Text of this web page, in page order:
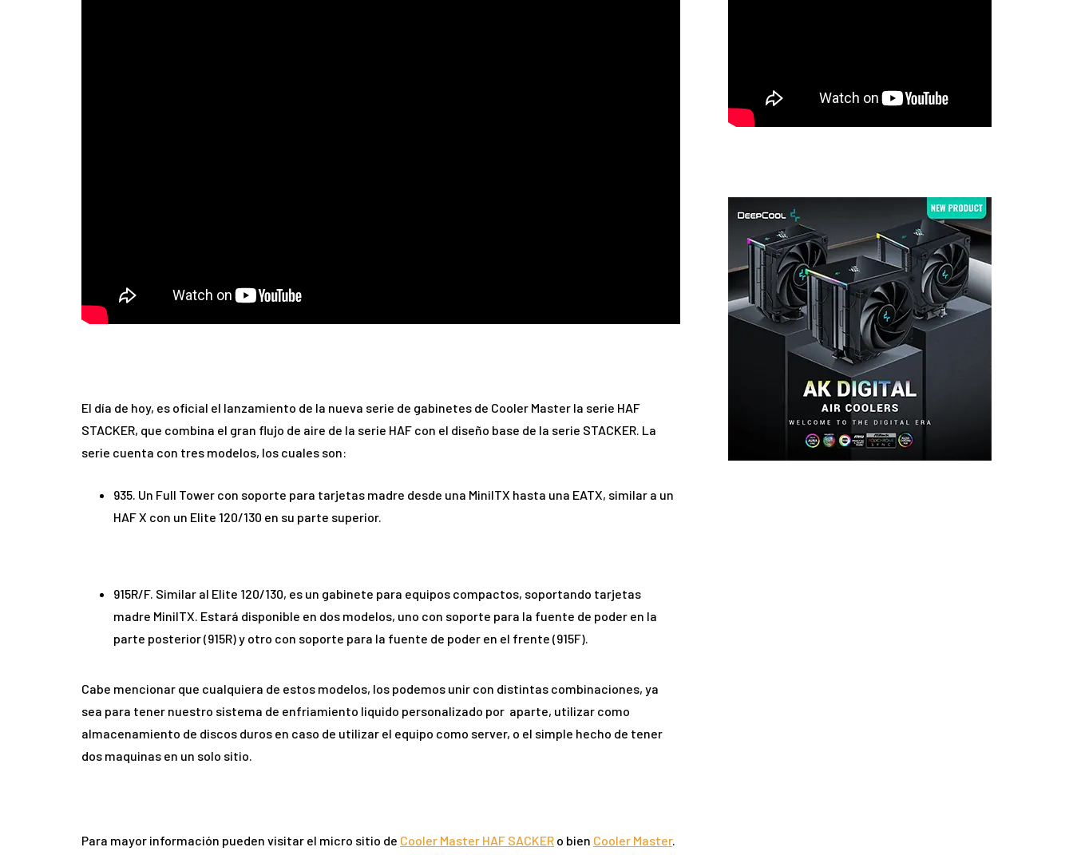
El día de hoy, es oficial el lanzamiento de la nueva serie de gabinetes de Cooler Master la serie HAF
STACKER, que combina el gran flujo de aire de la serie HAF con el diseño base de la serie STACKER. La
serie cuenta con tres modelos, los cuales son:
935. Un Full Tower con soporte para tarjetas madre desde una MiniITX hasta una EATX, similar a un
HAF X con un Elite 120/130 en su parte superior.
915R/F. Similar al Elite 120/130, es un gabinete para equipos compactos, soportando tarjetas
madre MiniITX. Estará disponible en dos modelos, uno con soporte para la fuente de poder en la
parte posterior (915R) y otro con soporte para la fuente de poder en el frente (915F).
Cabe mencionar que cualquiera de estos modelos, los podemos unir con distintas combinaciones, ya
sea para tener nuestro sistema de enfriamiento liquido personalizado por aparte, utilizar como
almacenamiento de discos duros en caso de utilizar el equipo como server, o el simple hecho de tener
dos maquinas en un solo sitio.
Para mayor información pueden visitar el micro sitio de Cooler Master HAF SACKER o bien Cooler Master.